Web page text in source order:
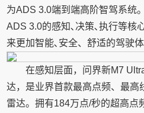
为ADS 3.0端到端高阶智驾系统
ADS 3.0的感知､决策､执行等核
来更加智能､安全、舒适的驾驶体
在感知层面，问界新M7
达，是业界首款最高点频、最高
雷达。拥有184万点/秒的超高点